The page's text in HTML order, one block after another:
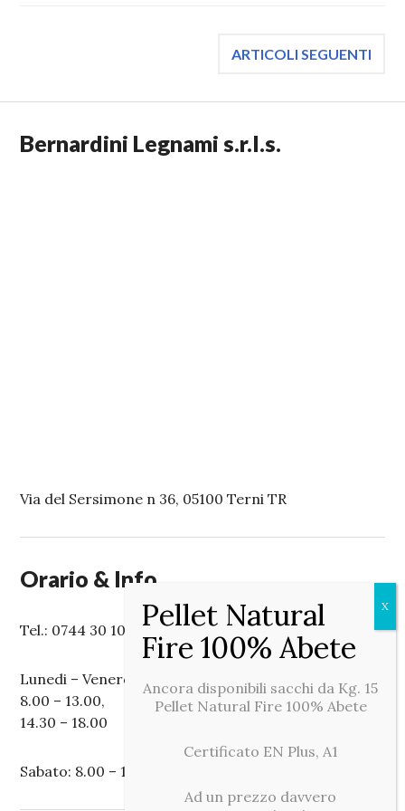
articoli
ARTICOLI SEGUENTI
Bernardini Legnami s.r.l.s.
Via del Sersimone n 36, 05100 Terni TR
Orario & Info
Tel.: 0744 30 10 50
Lunedi – Venerdi:
8.00 – 13.00,
14.30 – 18.00
Sabato: 8.00 – 12.00
Ancora disponibili sacchi da Kg. 15
Pellet Natural Fire 100% Abete
Certificato EN Plus, A1
Ad un prezzo davvero